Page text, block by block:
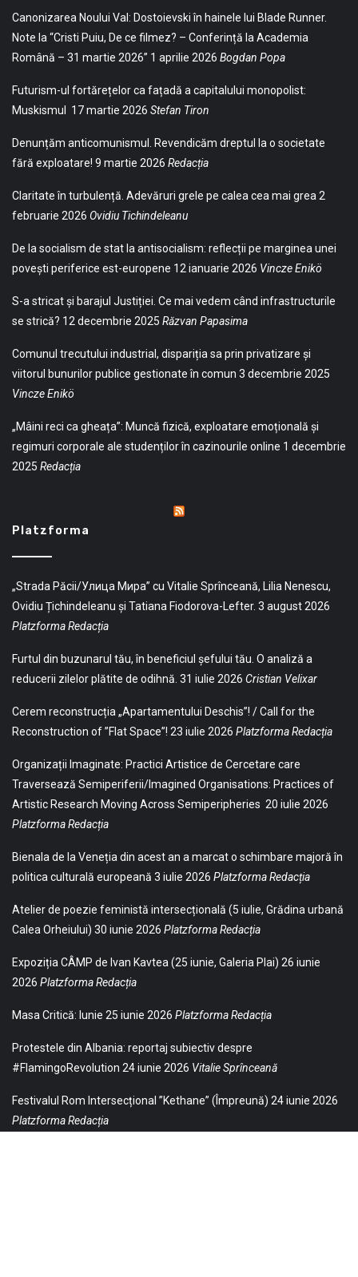
Canonizarea Noului Val: Dostoievski în hainele lui Blade Runner.
Note la “Cristi Puiu, De ce filmez? – Conferință la Academia
Română – 31 martie 2026” 1 aprilie 2026 Bogdan Popa
Futurism-ul fortărețelor ca fațadă a capitalului monopolist:
Muskismul 17 martie 2026 Stefan Tiron
Denunțăm anticomunismul. Revendicăm dreptul la o societate
fără exploatare! 9 martie 2026 Redacția
Claritate în turbulență. Adevăruri grele pe calea cea mai grea 2
februarie 2026 Ovidiu Tichindeleanu
De la socialism de stat la antisocialism: reflecții pe marginea unei
povești periferice est-europene 12 ianuarie 2026 Vincze Enikö
S-a stricat și barajul Justiției. Ce mai vedem când infrastructurile
se strică? 12 decembrie 2025 Răzvan Papasima
Comunul trecutului industrial, dispariția sa prin privatizare și
viitorul bunurilor publice gestionate în comun 3 decembrie 2025
Vincze Enikö
„Mâini reci ca gheața”: Muncă fizică, exploatare emoțională și
regimuri corporale ale studenților în cazinourile online 1 decembrie
2025 Redacția
Platzforma
„Strada Păcii/Улица Мира” cu Vitalie Sprînceană, Lilia Nenescu,
Ovidiu Țichindeleanu și Tatiana Fiodorova-Lefter. 3 august 2026
Platzforma Redacția
Furtul din buzunarul tău, în beneficiul șefului tău. O analiză a
reducerii zilelor plătite de odihnă. 31 iulie 2026 Cristian Velixar
Cerem reconstrucția „Apartamentului Deschis”! / Call for the
Reconstruction of ”Flat Space”! 23 iulie 2026 Platzforma Redacția
Organizații Imaginate: Practici Artistice de Cercetare care
Traversează Semiperiferii/Imagined Organisations: Practices of
Artistic Research Moving Across Semiperipheries 20 iulie 2026
Platzforma Redacția
Bienala de la Veneția din acest an a marcat o schimbare majoră în
politica culturală europeană 3 iulie 2026 Platzforma Redacția
Atelier de poezie feministă intersecțională (5 iulie, Grădina urbană
Calea Orheiului) 30 iunie 2026 Platzforma Redacția
Expoziția CÂMP de Ivan Kavtea (25 iunie, Galeria Plai) 26 iunie
2026 Platzforma Redacția
Masa Critică: Iunie 25 iunie 2026 Platzforma Redacția
Protestele din Albania: reportaj subiectiv despre
#FlamingoRevolution 24 iunie 2026 Vitalie Sprînceană
Festivalul Rom Intersecțional ”Kethane” (Împreună) 24 iunie 2026
Platzforma Redacția